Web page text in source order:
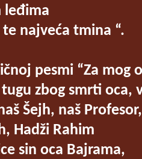
leđima
najveća tmina “.
pesmi “Za mog
zbog smrti oca,
Šejh, naš Profesor,
Hadži Rahim
sin oca Bajrama,